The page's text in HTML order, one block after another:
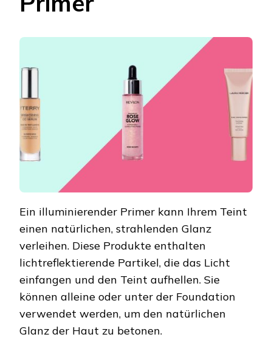
Ein illuminierender Primer kann Ihrem Teint
einen natürlichen, strahlenden Glanz
verleihen. Diese Produkte enthalten
lichtreflektierende Partikel, die das Licht
einfangen und den Teint aufhellen. Sie
können alleine oder unter der Foundation
verwendet werden, um den natürlichen
Glanz der Haut zu betonen.